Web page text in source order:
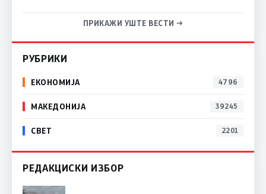
ПРИКАЖИ УШТЕ ВЕСТИ →
РУБРИКИ
ЕКОНОМИЈА 4796
МАКЕДОНИЈА 39245
СВЕТ 2201
РЕДАКЦИСКИ ИЗБОР